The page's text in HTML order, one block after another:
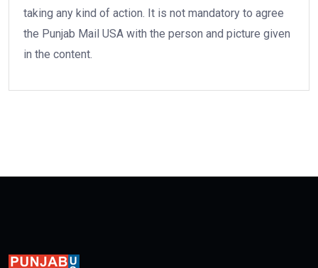
taking any kind of action. It is not mandatory to agree
the Punjab Mail USA with the person and picture given
in the content.